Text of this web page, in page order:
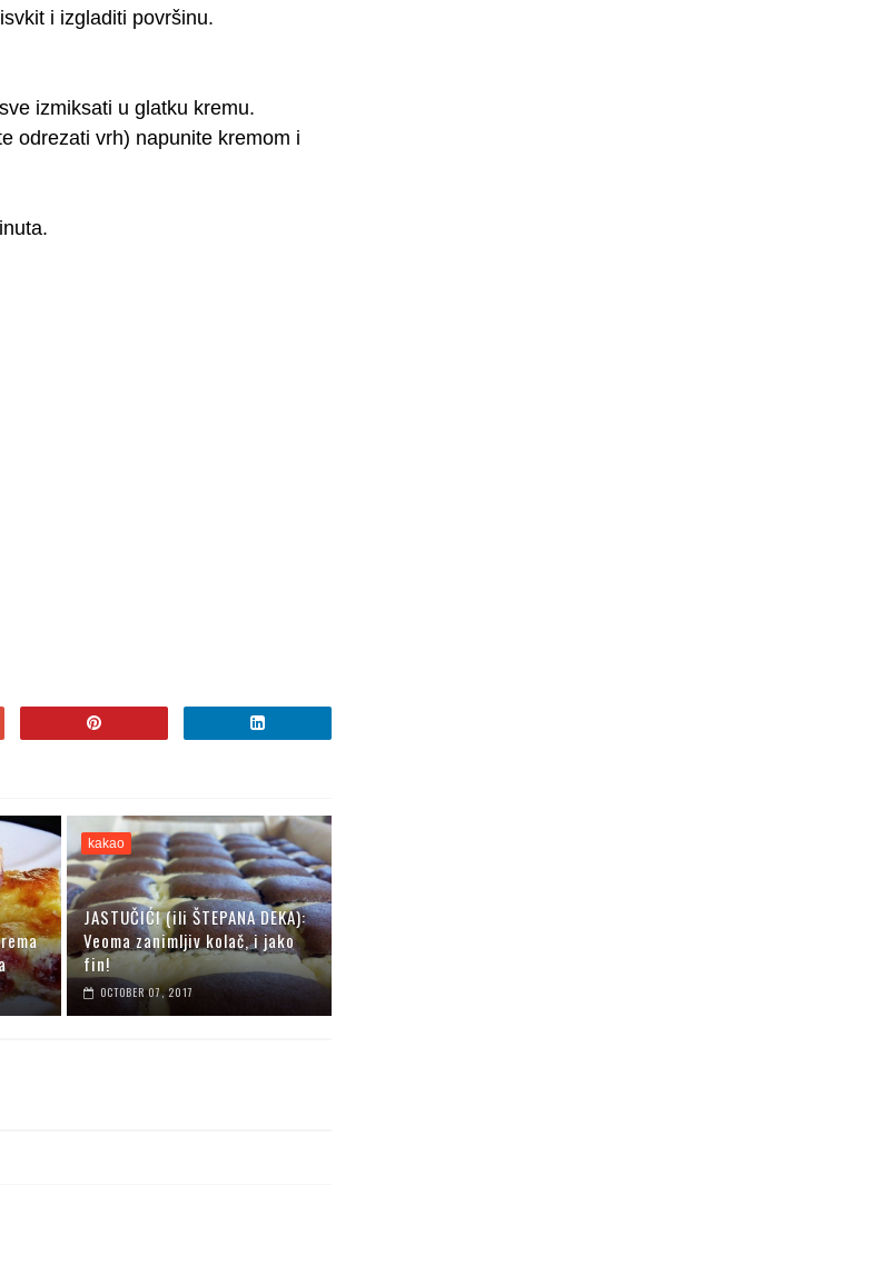
i izgladiti površinu.
izmiksati u glatku kremu.
odrezati vrh) napunite kremom i
kakao
JASTUČIĆI (ili ŠTEPANA DEKA):
Veoma zanimljiv kolač, i jako
fin!
OCTOBER 07, 2017